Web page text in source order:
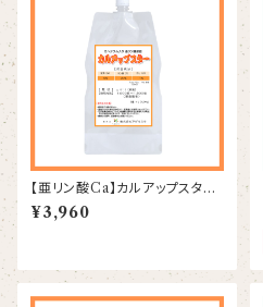
【亜リン酸Ca】カルアップスター
1L
¥3,960